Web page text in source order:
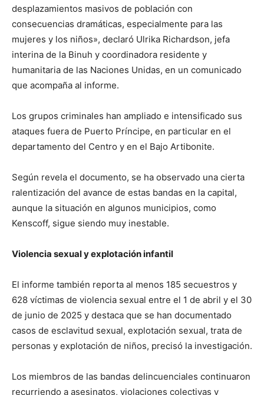
desplazamientos masivos de población con
consecuencias dramáticas, especialmente para las
mujeres y los niños», declaró Ulrika Richardson, jefa
interina de la Binuh y coordinadora residente y
humanitaria de las Naciones Unidas, en un comunicado
que acompaña al informe.
Los grupos criminales han ampliado e intensificado sus
ataques fuera de Puerto Príncipe, en particular en el
departamento del Centro y en el Bajo Artibonite.
Según revela el documento, se ha observado una cierta
ralentización del avance de estas bandas en la capital,
aunque la situación en algunos municipios, como
Kenscoff, sigue siendo muy inestable.
Violencia sexual y explotación infantil
El informe también reporta al menos 185 secuestros y
628 víctimas de violencia sexual entre el 1 de abril y el 30
de junio de 2025 y destaca que se han documentado
casos de esclavitud sexual, explotación sexual, trata de
personas y explotación de niños, precisó la investigación.
Los miembros de las bandas delincuenciales continuaron
recurriendo a asesinatos, violaciones colectivas y